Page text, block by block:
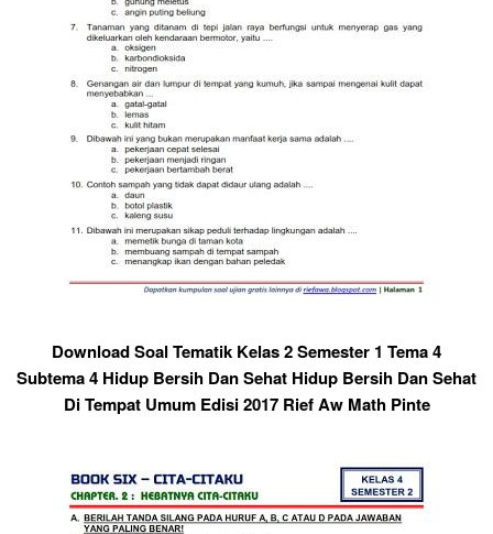
Download Soal Tematik Kelas 2 Semester 1 Tema 4
Subtema 4 Hidup Bersih Dan Sehat Hidup Bersih Dan Sehat
Di Tempat Umum Edisi 2017 Rief Aw Math Pinte